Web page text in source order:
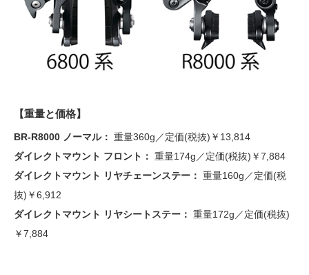
【重量と価格】
BR-R8000 ノーマル： 重量360g／定価(税抜)￥13,814
ダイレクトマウント フロント： 重量174g／定価(税抜)￥7,884
ダイレクトマウント リヤチェーンステー： 重量160g／定価(税
抜)￥6,912
ダイレクトマウント リヤシートステー： 重量172g／定価(税抜)
￥7,884